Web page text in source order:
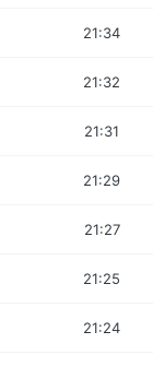
21:34
21:32
21:31
21:29
21:27
21:25
21:24